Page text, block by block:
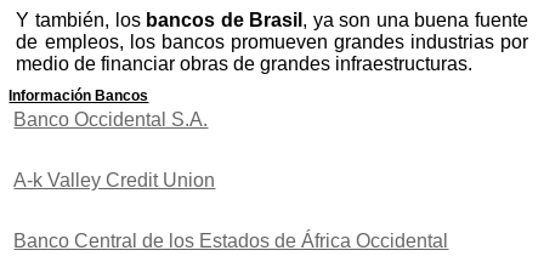
Y también, los bancos de Brasil , ya son una buena fuente
de empleos, los bancos promueven grandes industrias por
medio de financiar obras de grandes infraestructuras.
Información Bancos
Banco Occidental S.A.
A-k Valley Credit Union
Banco Central de los Estados de África Occidental